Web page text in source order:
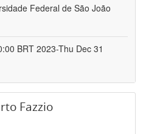
Federal de São João
BRT 2023-Thu Dec 31
Fazzio